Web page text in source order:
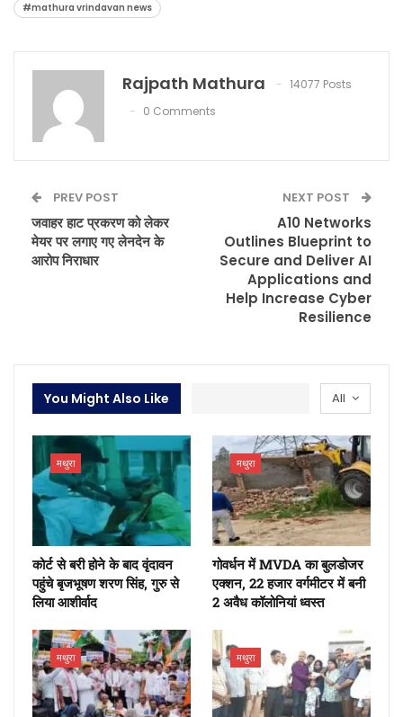
#mathura vrindavan news
Rajpath Mathura
14077 Posts
0 Comments
PREV POST
जवाहर हाट प्रकरण को लेकर
मेयर पर लगाए गए लेनदेन के
आरोप निराधार
NEXT POST
A10 Networks
Outlines Blueprint to
Secure and Deliver AI
Applications and
Help Increase Cyber
Resilience
All
You Might Also Like
मथुरा
कोर्ट से बरी होने के बाद वृंदावन
पहुंचे बृजभूषण शरण सिंह, गुरु से
लिया आशीर्वाद
मथुरा
गोवर्धन में MVDA का बुलडोजर
एक्शन, 22 हजार वर्गमीटर में बनी
2 अवैध कॉलोनियां ध्वस्त
मथुरा मथुरा